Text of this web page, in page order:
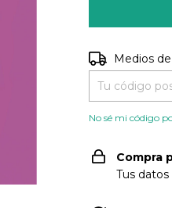
Entregas para
Medios
No sé mi código
Compra
Tus